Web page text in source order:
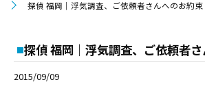
探偵 福岡｜浮気調査、ご依頼者さんへのお約束
探偵 福岡｜浮気調査、ご依頼者
2015/09/09